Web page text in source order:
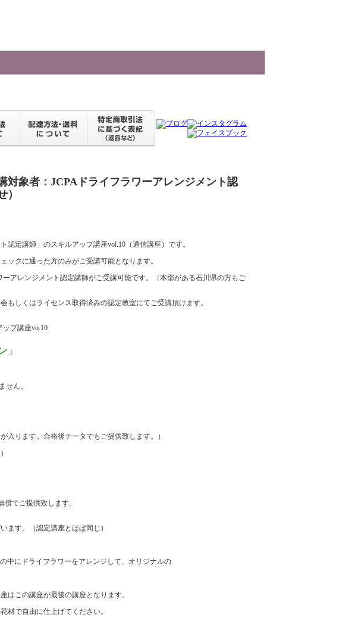
対象者：JCPAドライフラワーアレンジメント認
）
定講師」のスキルアップ講座vol.10（通信講座）です。
ックに通った方のみがご受講可能となります。
アレンジメント認定講師がご受講可能です。（本部がある石川県の方もご
しくはライセンス取得済みの認定教室にてご受講頂けます。
プ講座vo.10
せん。
ります。合格後テータでもご提供致します。）
でご提供致します。
ます。（認定講座とほぼ同じ）
中にドライフラワーをアレンジして、オリジナルの
はこの講座が最後の講座となります。
材で自由に仕上げてください。